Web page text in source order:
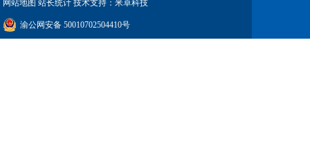
网站地图 站长统计 技术支持：米卓科技
渝公网安备 50010702504410号